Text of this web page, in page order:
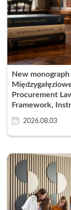
New
Procurement
Framework,
2026.08.03